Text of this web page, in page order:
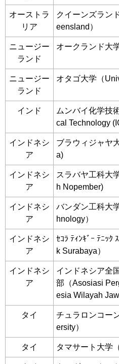
オーストラ
リア
クイーンズラン
eensland）
ニュージー
ランド
オークランド大
ニュージー
ランド
オタゴ大学（
インド
ムンバイ化学技
cal Technology
インドネシ
ア
ブラウィジャヤ
a)
インドネシ
ア
スラバヤ工科大
h Nopember)
インドネシ
ア
バンダン工科大
hnology）
インドネシ
ア
ｾｺﾗ ﾃｨﾝｷﾞｰ ﾃﾆｯｸ
k Surabaya）
インドネシ
ア
インドネシア全
部（Asosiasi
esia Wilayah
タイ
チュラロンコー
ersity）
タイ タマサート大学